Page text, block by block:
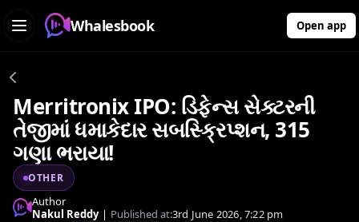
Whalesbook Open app
Merritronix IPO: ડિફેન્સ સેક્ટરની
તેજીમાં ધમાકેદાર સબસ્ક્રિપ્શન, 315
ગણા ભરાયા!
OTHER
Author
Nakul Reddy | Published at:3rd June 2026, 7:22 pm